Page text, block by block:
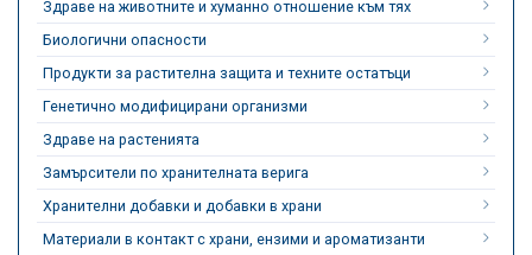
Здраве на животните и хуманно отношение към тях
Биологични опасности
Продукти за растителна защита и техните остатъци
Генетично модифицирани организми
Здраве на растенията
Замърсители по хранителната верига
Хранителни добавки и добавки в храни
Материали в контакт с храни, ензими и ароматизанти